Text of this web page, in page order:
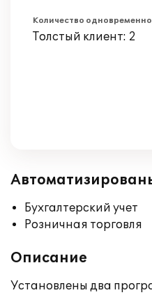
Количество
Толстый клиент: 2
Бухгалтерский учет
Розничная торговля
Описание
Установлены два